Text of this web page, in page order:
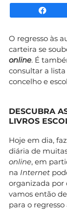
O regresso às
carteira se
online. É
consultar a
concelho e
DESCUBRA
LIVROS
Hoje em dia,
diária de
online, em
na Internet
organizada por
vamos então
para o regresso